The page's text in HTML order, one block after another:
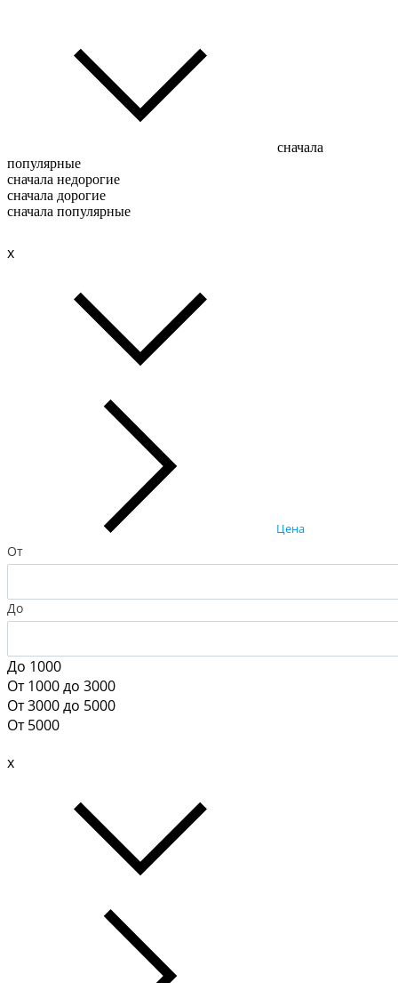
сначала
популярные
сначала недорогие
сначала дорогие
сначала популярные
x
Цена
От
До
До 1000
От 1000 до 3000
От 3000 до 5000
От 5000
x